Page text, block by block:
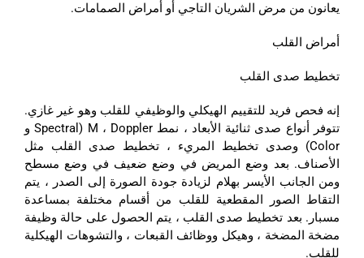
يعانون من مرض الشريان التاجي أو أمراض الصمامات.
أمراض القلب
تخطيط صدى القلب
إنه فحص فريد للتقييم الهيكلي والوظيفي للقلب وهو غير غازي.
تتوفر أنواع صدى ثنائية الأبعاد ، نمط M ، Doppler (Spectral و
Color) وصدى تخطيط المريء ، تخطيط صدى القلب مثل
الأصناف. بعد وضع المريض في وضع ضعيف في وضع مسطح
ومن الجانب الأيسر بهلام لزيادة جودة الصورة إلى الصدر ، يتم
التقاط الصور المقطعية للقلب من أقسام مختلفة بمساعدة
مسبار. بعد تخطيط صدى القلب ، يتم الحصول على حالة وظيفة
مضخة المضخة ، وهيكل ووظائف القبعات ، والتشوهات الهيكلية
للقلب.